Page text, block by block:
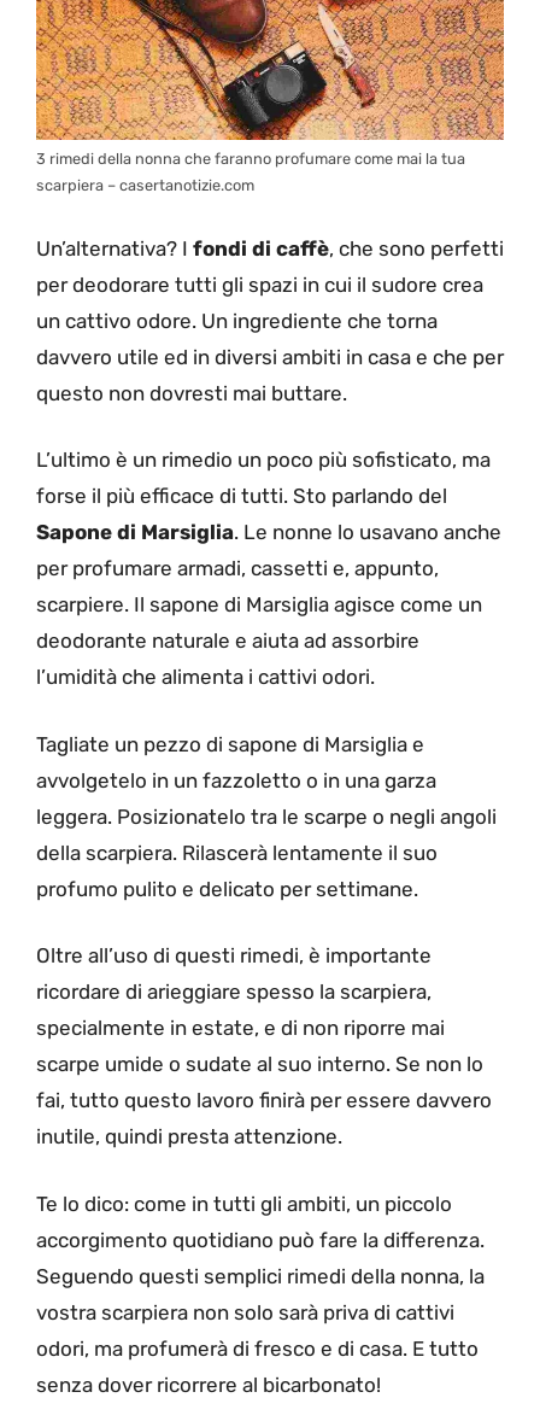
3 rimedi della nonna che faranno profumare come mai la tua
scarpiera – casertanotizie.com
Un’alternativa? I fondi di caffè, che sono perfetti
per deodorare tutti gli spazi in cui il sudore crea
un cattivo odore. Un ingrediente che torna
davvero utile ed in diversi ambiti in casa e che per
questo non dovresti mai buttare.
L’ultimo è un rimedio un poco più sofisticato, ma
forse il più efficace di tutti. Sto parlando del
Sapone di Marsiglia. Le nonne lo usavano anche
per profumare armadi, cassetti e, appunto,
scarpiere. Il sapone di Marsiglia agisce come un
deodorante naturale e aiuta ad assorbire
l’umidità che alimenta i cattivi odori.
Tagliate un pezzo di sapone di Marsiglia e
avvolgetelo in un fazzoletto o in una garza
leggera. Posizionatelo tra le scarpe o negli angoli
della scarpiera. Rilascerà lentamente il suo
profumo pulito e delicato per settimane.
Oltre all’uso di questi rimedi, è importante
ricordare di arieggiare spesso la scarpiera,
specialmente in estate, e di non riporre mai
scarpe umide o sudate al suo interno. Se non lo
fai, tutto questo lavoro finirà per essere davvero
inutile, quindi presta attenzione.
Te lo dico: come in tutti gli ambiti, un piccolo
accorgimento quotidiano può fare la differenza.
Seguendo questi semplici rimedi della nonna, la
vostra scarpiera non solo sarà priva di cattivi
odori, ma profumerà di fresco e di casa. E tutto
senza dover ricorrere al bicarbonato!